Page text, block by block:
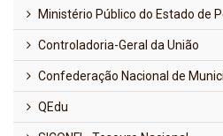
Ministério Público do Estado de
Controladoria-Geral da União
Confederação Nacional de
QEdu